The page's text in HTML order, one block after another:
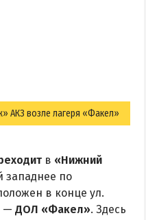
АКЗ возле лагеря «Факел»
в «Нижний
западнее по
в конце ул.
— ДОЛ «Факел». Здесь